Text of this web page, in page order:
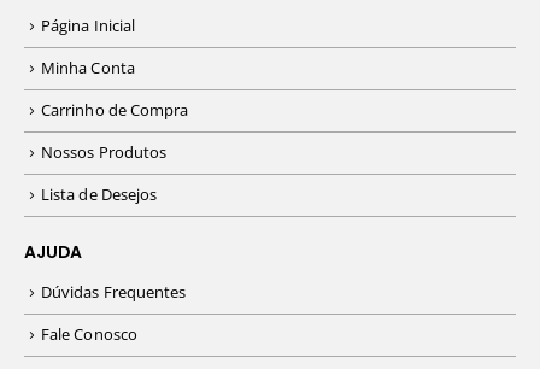
Página Inicial
Minha Conta
Carrinho de Compra
Nossos Produtos
Lista de Desejos
AJUDA
Dúvidas Frequentes
Fale Conosco